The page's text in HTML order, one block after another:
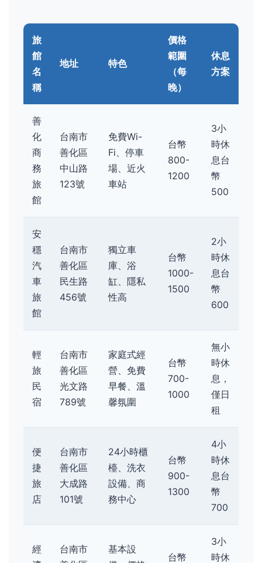
旅
館
名
稱
地址 特色
價格
範圍
（每
晚）
休息
方案
善
化
商
務
旅
館
台南市
善化區
中山路
123號
免費Wi-
Fi、停車
場、近火
車站
台幣
800-
1200
3小
時休
息台
幣
500
安
穩
汽
車
旅
館
台南市
善化區
民生路
456號
獨立車
庫、浴
缸、隱私
性高
台幣
1000-
1500
2小
時休
息台
幣
600
輕
旅
民
宿
台南市
善化區
光文路
789號
家庭式經
營、免費
早餐、溫
馨氛圍
台幣
700-
1000
無小
時休
息，
僅日
租
便
捷
旅
店
台南市
善化區
大成路
101號
24小時櫃
檯、洗衣
設備、商
務中心
台幣
900-
1300
4小
時休
息台
幣
700
經
台南市
基本設
台幣
3小
時休